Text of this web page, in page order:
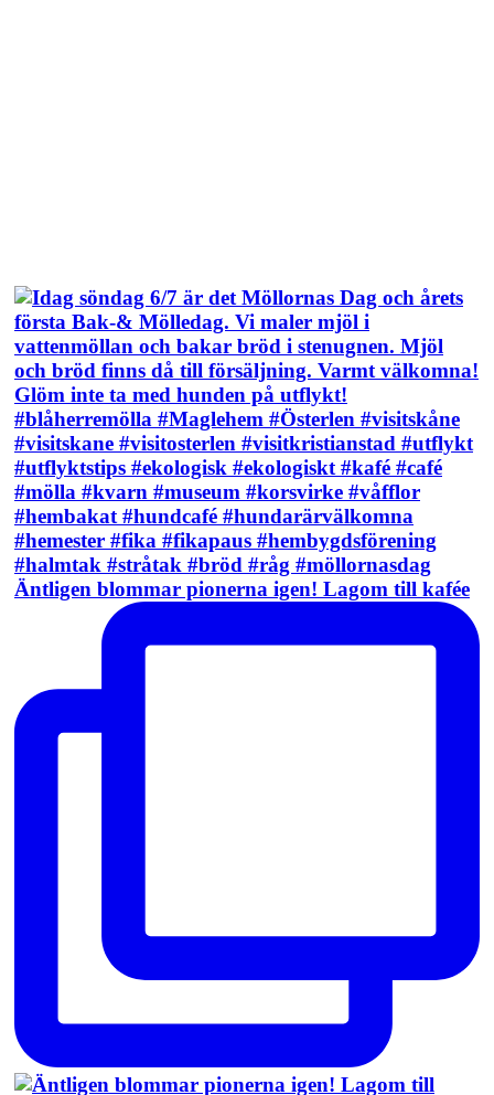
Äntligen blommar pionerna igen! Lagom till kafée